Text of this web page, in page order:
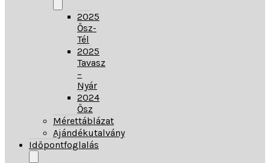
2025
Ősz-
Tél
2025
Tavasz
–
Nyár
2024
Ősz
Mérettáblázat
Ajándékutalvány
Időpontfoglalás